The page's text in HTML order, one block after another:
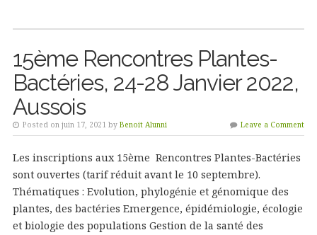
15ème Rencontres Plantes-
Bactéries, 24-28 Janvier 2022,
Aussois
Posted on juin 17, 2021 by Benoit Alunni Leave a Comment
Les inscriptions aux 15ème Rencontres Plantes-Bactéries
sont ouvertes (tarif réduit avant le 10 septembre).
Thématiques : Evolution, phylogénie et génomique des
plantes, des bactéries Emergence, épidémiologie, écologie
et biologie des populations Gestion de la santé des